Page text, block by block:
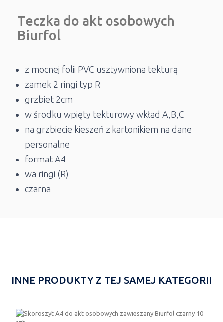
Teczka do akt osobowych
Biurfol
z mocnej folii PVC usztywniona tekturą
zamek 2 ringi typ R
grzbiet 2cm
w środku wpięty tekturowy wkład A,B,C
na grzbiecie kieszeń z kartonikiem na dane
personalne
format A4
wa ringi (R)
czarna
INNE PRODUKTY Z TEJ SAMEJ KATEGORII